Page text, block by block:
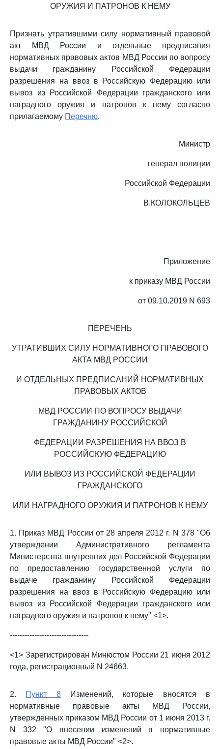
ОРУЖИЯ И ПАТРОНОВ К НЕМУ
Признать утратившими силу нормативный правовой
акт МВД России и отдельные предписания
нормативных правовых актов МВД России по вопросу
выдачи гражданину Российской Федерации
разрешения на ввоз в Российскую Федерацию или
вывоз из Российской Федерации гражданского или
наградного оружия и патронов к нему согласно
прилагаемому Перечню.
Министр
генерал полиции
Российской Федерации
В.КОЛОКОЛЬЦЕВ
Приложение
к приказу МВД России
от 09.10.2019 N 693
ПЕРЕЧЕНЬ
УТРАТИВШИХ СИЛУ НОРМАТИВНОГО ПРАВОВОГО
АКТА МВД РОССИИ
И ОТДЕЛЬНЫХ ПРЕДПИСАНИЙ НОРМАТИВНЫХ
ПРАВОВЫХ АКТОВ
МВД РОССИИ ПО ВОПРОСУ ВЫДАЧИ
ГРАЖДАНИНУ РОССИЙСКОЙ
ФЕДЕРАЦИИ РАЗРЕШЕНИЯ НА ВВОЗ В
РОССИЙСКУЮ ФЕДЕРАЦИЮ
ИЛИ ВЫВОЗ ИЗ РОССИЙСКОЙ ФЕДЕРАЦИИ
ГРАЖДАНСКОГО
ИЛИ НАГРАДНОГО ОРУЖИЯ И ПАТРОНОВ К НЕМУ
1. Приказ МВД России от 28 апреля 2012 г. N 378 "Об
утверждении Административного регламента
Министерства внутренних дел Российской Федерации
по предоставлению государственной услуги по
выдаче гражданину Российской Федерации
разрешения на ввоз в Российскую Федерацию или
вывоз из Российской Федерации гражданского или
наградного оружия и патронов к нему" <1>.
--------------------------------
<1> Зарегистрирован Минюстом России 21 июня 2012
года, регистрационный N 24663.
2. Пункт 8Изменений, которые вносятся в
нормативные правовые акты МВД России,
утвержденных приказом МВД России от 1 июня 2013 г.
N 332 "О внесении изменений в нормативные
правовые акты МВД России" <2>.